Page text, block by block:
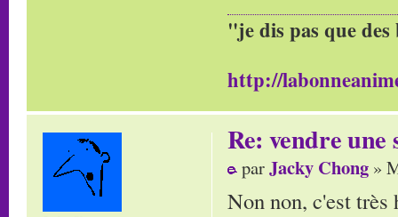
"je dis pas que
http://
Re: vendre une
parJacky Chong »
Non non, c'est